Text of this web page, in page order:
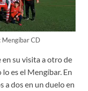
Mengíbar CD
en su visita a otro de
es el Mengíbar. En
a dos en un duelo en